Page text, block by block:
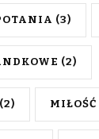
(3)
(2)
(2) MIŁOŚĆ